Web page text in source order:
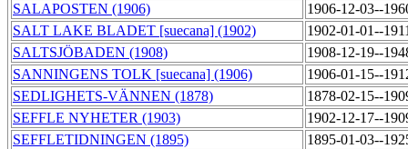
SALAPOSTEN (1906)
1906-12-03--
SALT LAKE BLADET [suecana] (1902)
1902-01-01--
SALTSJÖBADEN (1908)
1908-12-19--
SANNINGENS TOLK [suecana] (1906)
1906-01-15--
SEDLIGHETS-VÄNNEN (1878)
1878-02-15--
SEFFLE NYHETER (1903)
1902-12-17--
SEFFLETIDNINGEN (1895)
1895-01-03--